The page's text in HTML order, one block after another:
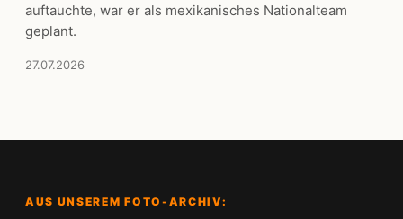
auftauchte, war er als mexikanisches Nationalteam
geplant.
27.07.2026
AUS UNSEREM FOTO-ARCHIV: